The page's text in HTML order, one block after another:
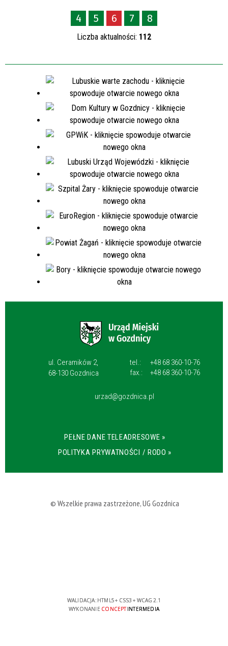
4 5 6 7 8
Liczba aktualności: 112
ul. Ceramików 2,
68-130 Gozdnica
tel.:
+48 68 360-10-76
fax.:
+48 68 360-10-76
urzad@gozdnica.pl
PEŁNE DANE TELEADRESOWE »
POLITYKA PRYWATNOŚCI / RODO »
© Wszelkie prawa zastrzeżone, UG Gozdnica
WALIDACJA: HTML5+ CSS3 + WCAG 2.1
WYKONANIE CONCEPTINTERMEDIA